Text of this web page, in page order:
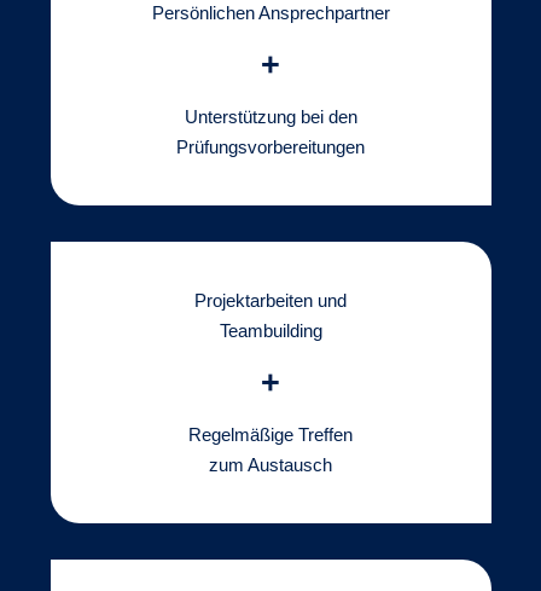
Persönlichen Ansprechpartner
+
Unterstützung bei den
Prüfungsvorbereitungen
Projektarbeiten und
Teambuilding
+
Regelmäßige Treffen
zum Austausch